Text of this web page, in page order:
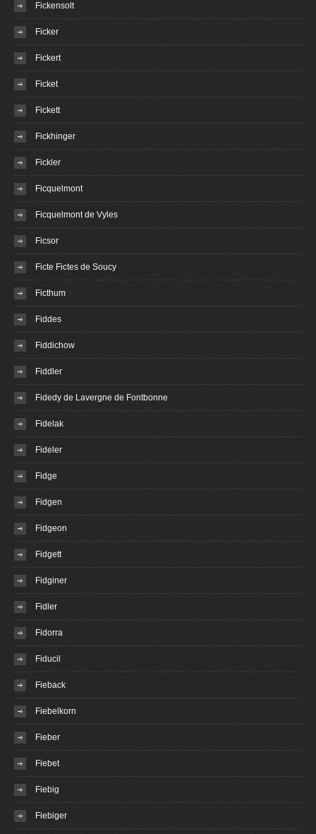
Fickensolt
Ficker
Fickert
Ficket
Fickett
Fickhinger
Fickler
Ficquelmont
Ficquelmont de Vyles
Ficsor
Ficte Fictes de Soucy
Ficthum
Fiddes
Fiddichow
Fiddler
Fidedy de Lavergne de Fontbonne
Fidelak
Fideler
Fidge
Fidgen
Fidgeon
Fidgett
Fidginer
Fidler
Fidorra
Fiducil
Fieback
Fiebelkorn
Fieber
Fiebet
Fiebig
Fiebiger